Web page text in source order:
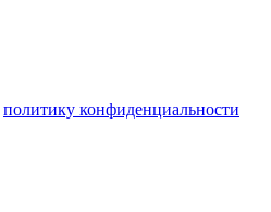
политику конфиденциальности